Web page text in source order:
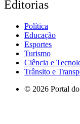
Editorias
Política
Educação
Esportes
Turismo
Ciência e
Trânsito e
© 2026 Portal do